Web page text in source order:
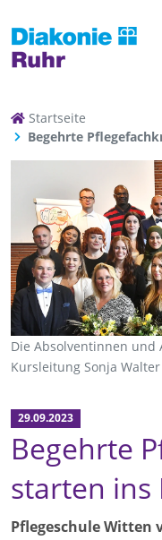
Startseite
Begehrte
Die Absolventinnen
Kursleitung Sonja
29.09.2023
Begehrte
starten ins
Pflegeschule Witten